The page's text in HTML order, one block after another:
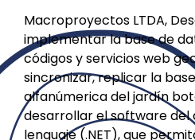
Macroproyectos LTDA,
implementar la base de
códigos y servicios web
sincronizar, replicar la
alfanúmerica del jardín
desarrollar el software del
lenguaje (.NET), que